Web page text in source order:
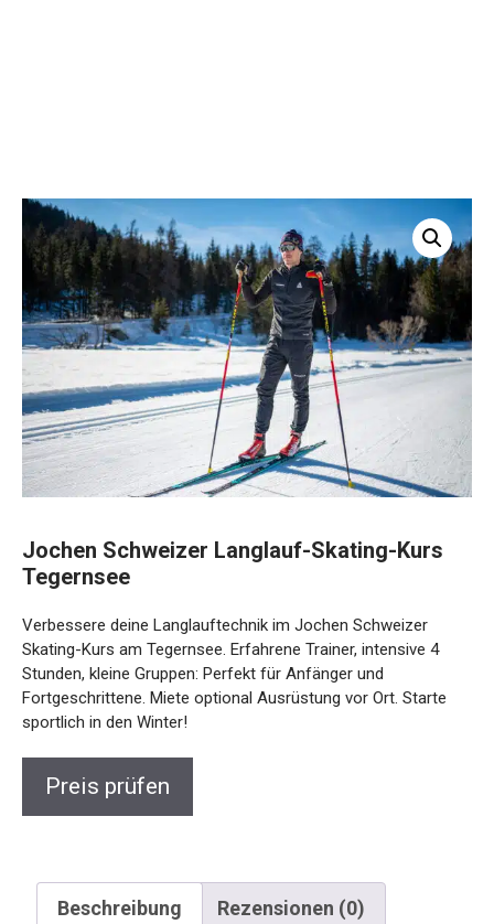
Jochen Schweizer Langlauf-Skating-Kurs
Tegernsee
Verbessere deine Langlauftechnik im Jochen Schweizer
Skating-Kurs am Tegernsee. Erfahrene Trainer, intensive 4
Stunden, kleine Gruppen: Perfekt für Anfänger und
Fortgeschrittene. Miete optional Ausrüstung vor Ort. Starte
sportlich in den Winter!
Preis prüfen
Beschreibung Rezensionen (0)